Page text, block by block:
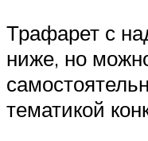
Трафарет с
ниже, но
тематикой